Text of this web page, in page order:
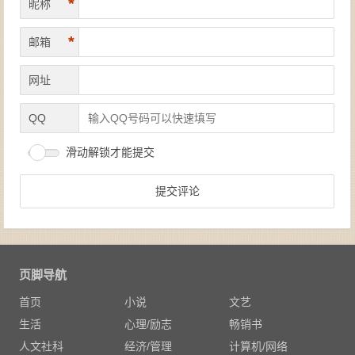
昵称 *
邮箱 *
网址
QQ
滑动解锁才能提交
页脚导航
首页 小说
文艺
生活
心理/励志
畅销书
人文社科
经济/管理 计算机/网络